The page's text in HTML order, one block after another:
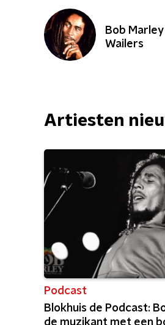
Bob Marley
Wailers
Artiesten
Podcast
Blokhuis de Podcast:
de muzikant met een